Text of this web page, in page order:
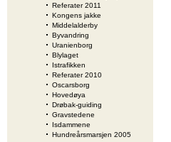
Referater 2011
Kongens jakke
Middelalderby
Byvandring
Uranienborg
Blylaget
Istrafikken
Referater 2010
Oscarsborg
Hovedøya
Drøbak-guiding
Gravstedene
Isdammene
Hundreårsmarsjen 2005